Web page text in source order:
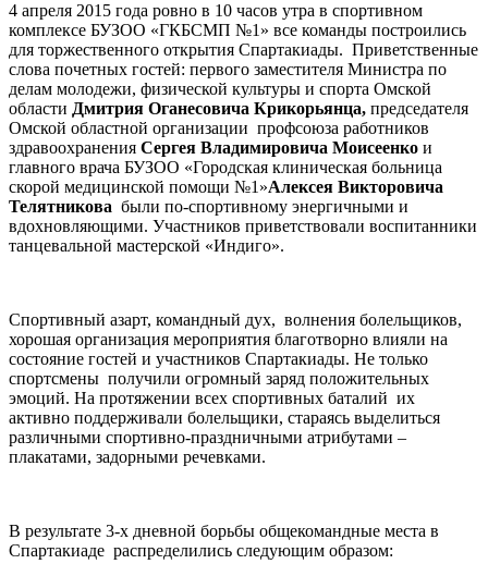
4 апреля 2015 года ровно в 10 часов утра в спортивном
комплексе БУЗОО «ГКБСМП №1» все команды построились
для торжественного открытия Спартакиады. Приветственные
слова почетных гостей: первого заместителя Министра по
делам молодежи, физической культуры и спорта Омской
области Дмитрия Оганесовича Крикорьянца, председателя
Омской областной организации профсоюза работников
здравоохранения Сергея Владимировича Моисеенко и
главного врача БУЗОО «Городская клиническая больница
скорой медицинской помощи №1»Алексея Викторовича
Телятникова были по-спортивному энергичными и
вдохновляющими. Участников приветствовали воспитанники
танцевальной мастерской «Индиго».
Спортивный азарт, командный дух, волнения болельщиков,
хорошая организация мероприятия благотворно влияли на
состояние гостей и участников Спартакиады. Не только
спортсмены получили огромный заряд положительных
эмоций. На протяжении всех спортивных баталий их
активно поддерживали болельщики, стараясь выделиться
различными спортивно-праздничными атрибутами –
плакатами, задорными речевками.
В результате 3-х дневной борьбы общекомандные места в
Спартакиаде распределились следующим образом: